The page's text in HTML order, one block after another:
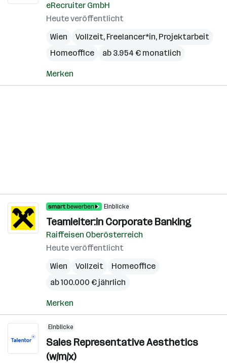
eRecruiter GmbH
Heute veröffentlicht
Wien
Vollzeit, Freelancer*in, Projektarbeit
Homeoffice
ab 3.954 € monatlich
Merken
Einblicke
Teamleiter:in Corporate Banking
Raiffeisen Oberösterreich
Heute veröffentlicht
Wien
Vollzeit
Homeoffice
ab 100.000 € jährlich
Merken
Einblicke
Sales Representative Aesthetics
(w/m/x)